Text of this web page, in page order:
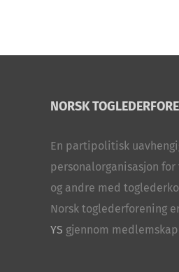
NORSK
En partipolitisk
personalorganisasjon
og andre med
Norsk toglederforening
YS gjennom